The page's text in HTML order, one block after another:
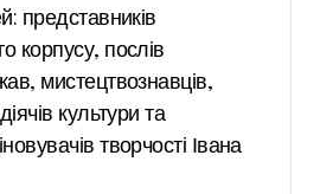
представників
корпусу, послів
мистецтвознавців,
культури та
творчості Івана